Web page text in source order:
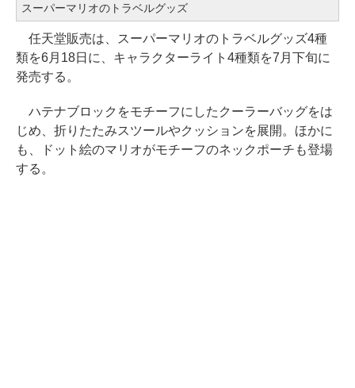
スーパーマリオのトラベルグッズ
任天堂販売は、スーパーマリオのトラベルグッズ4種
類を6月18日に、キャラクターライト4種類を7月下旬に
発売する。
ハテナブロックをモチーフにしたクーラーバッグをは
じめ、折りたたみスツールやクッションを展開。ほかに
も、ドット絵のマリオがモチーフのネックポーチも登場
する。